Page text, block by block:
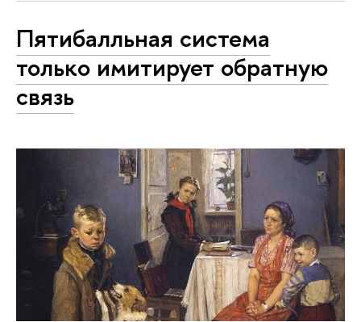
Пятибалльная система
только имитирует обратную
связь